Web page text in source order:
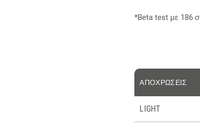
*Beta test με 186
ΑΠΟΧΡΩΣΕΙΣ
LIGHT